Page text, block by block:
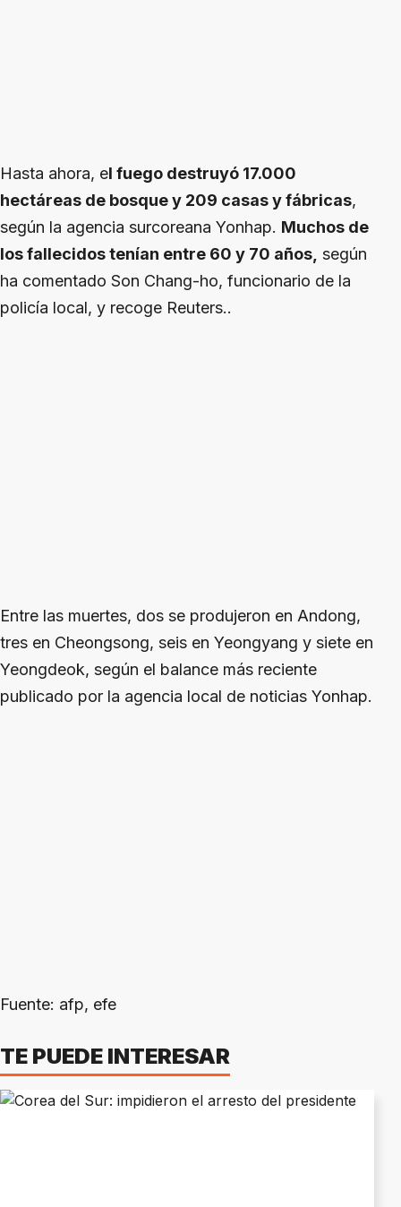
Hasta ahora, el fuego destruyó 17.000
hectáreas de bosque y 209 casas y fábricas,
según la agencia surcoreana Yonhap. Muchos de
los fallecidos tenían entre 60 y 70 años, según
ha comentado Son Chang-ho, funcionario de la
policía local, y recoge Reuters..
Entre las muertes, dos se produjeron en Andong,
tres en Cheongsong, seis en Yeongyang y siete en
Yeongdeok, según el balance más reciente
publicado por la agencia local de noticias Yonhap.
Fuente: afp, efe
TE PUEDE INTERESAR